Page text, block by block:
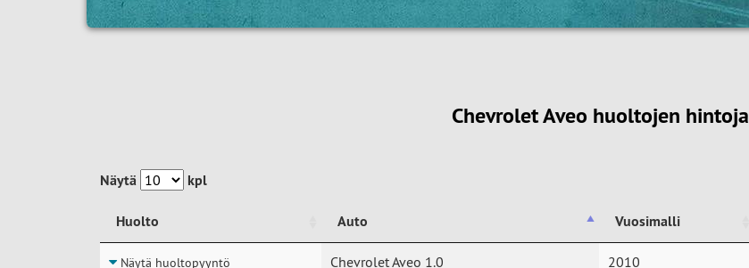
Chevrolet Aveo huoltojen hintoja
Näytä
kpl
Huolto Auto Vuosimalli
Huolto
Auto Vuosimalli
Näytä huoltopyyntö Chevrolet Aveo 1.0 2010